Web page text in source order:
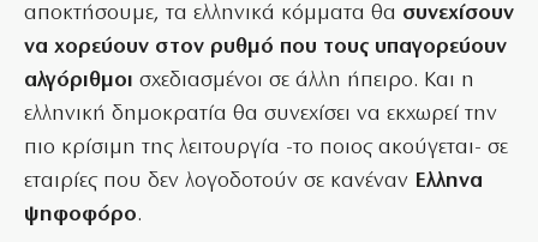
αποκτήσουμε, τα ελληνικά κόμματα θα συνεχίσουν
να χορεύουν στον ρυθμό που τους υπαγορεύουν
αλγόριθμοι σχεδιασμένοι σε άλλη ήπειρο. Και η
ελληνική δημοκρατία θα συνεχίσει να εκχωρεί την
πιο κρίσιμη της λειτουργία -το ποιος ακούγεται- σε
εταιρίες που δεν λογοδοτούν σε κανέναν Ελληνα
ψηφοφόρο.